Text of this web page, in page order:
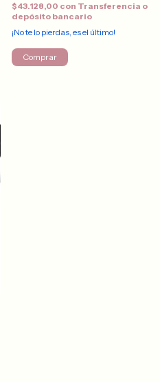
$43.128,00 con Transferencia o
depósito bancario
¡No te lo pierdas, es el último!
Comprar